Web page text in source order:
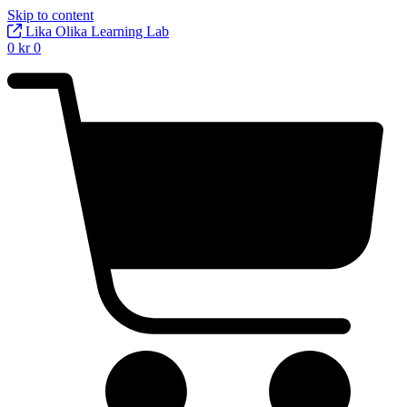
Skip to content
Lika Olika Learning Lab
0 kr 0